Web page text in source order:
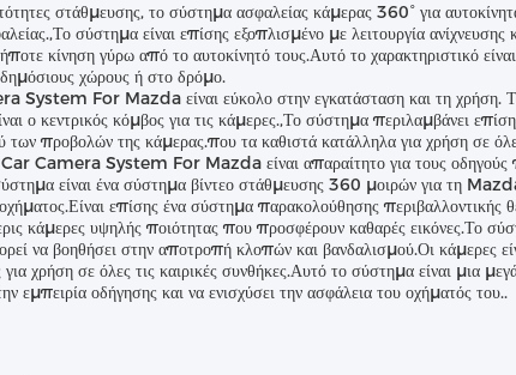
στάθμευσης, το σύστημα ασφαλείας κάμερας 360° για
σύστημα είναι επίσης εξοπλισμένο με λειτουργία
κίνηση γύρω από το αυτοκίνητό τους.Αυτό το χαρακτηριστικό
χώρους ή στο δρόμο.
For Mazda είναι εύκολο στην εγκατάσταση και τη χρήση.
ο κεντρικός κόμβος για τις κάμερες.,Το σύστημα περιλαμβάνει
των προβολών της κάμερας.που τα καθιστά κατάλληλα για χρήση σε
Camera System For Mazda είναι απαραίτητο για τους οδηγούς
είναι ένα σύστημα βίντεο στάθμευσης 360 μοιρών για τη
επίσης ένα σύστημα παρακολούθησης
κάμερες υψηλής ποιότητας που προσφέρουν καθαρές εικόνες.Το
να βοηθήσει στην αποτροπή κλοπών και βανδαλισμού.Οι κάμερες
για χρήση σε όλες τις καιρικές συνθήκες.Αυτό το σύστημα είναι μια
εμπειρία οδήγησης και να ενισχύσει την ασφάλεια του οχήματός του..